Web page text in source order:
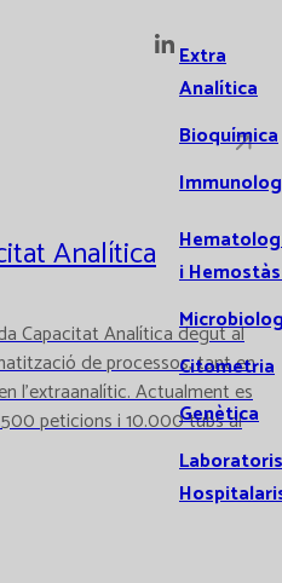
Extra
Analítica
Bioquímica
i
Citometria
Genètica
Laboratoris
Analítica
Capacitat Analítica degut al
de processos, tant en
l’extraanalític. Actualment es
peticions i 10.000 tubs al